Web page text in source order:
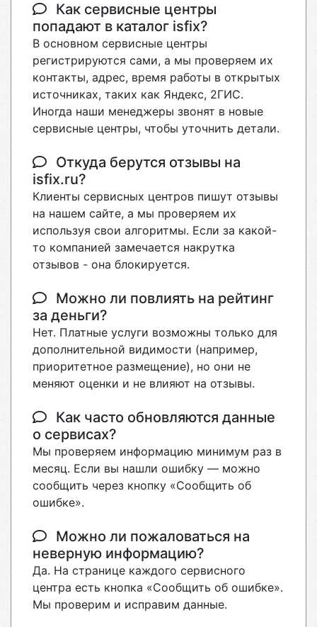
Как сервисные центры
попадают в каталог isfix?
В основном сервисные центры
регистрируются сами, а мы проверяем их
контакты, адрес, время работы в открытых
источниках, таких как Яндекс, 2ГИС.
Иногда наши менеджеры звонят в новые
сервисные центры, чтобы уточнить детали.
Откуда берутся отзывы на
isfix.ru?
Клиенты сервисных центров пишут отзывы
на нашем сайте, а мы проверяем их
используя свои алгоритмы. Если за какой-
то компанией замечается накрутка
отзывов - она блокируется.
Можно ли повлиять на рейтинг
за деньги?
Нет. Платные услуги возможны только для
дополнительной видимости (например,
приоритетное размещение), но они не
меняют оценки и не влияют на отзывы.
Как часто обновляются данные
о сервисах?
Мы проверяем информацию минимум раз в
месяц. Если вы нашли ошибку — можно
сообщить через кнопку «Сообщить об
ошибке».
Можно ли пожаловаться на
неверную информацию?
Да. На странице каждого сервисного
центра есть кнопка «Сообщить об ошибке».
Мы проверим и исправим данные.